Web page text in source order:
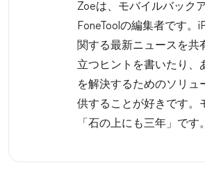
Zoeは、モバイルバック
FoneToolの編集者です。
関する最新ニュースを共
立つヒントを書いたり、
を解決するためのソリュ
供することが好きです。
「石の上にも三年」です。